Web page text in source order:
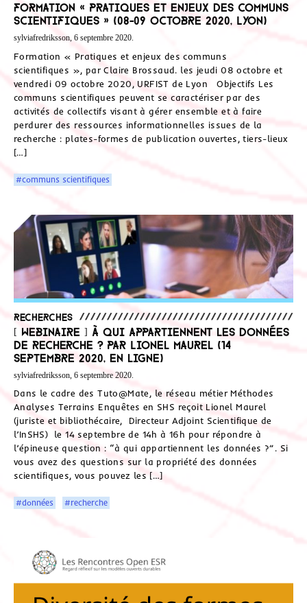
Formation « Pratiques et enjeux des communs
scientifiques » (08-09 octobre 2020, Lyon)
sylviafredriksson, 6 septembre 2020.
Formation « Pratiques et enjeux des communs
scientifiques », par Claire Brossaud. les jeudi 08 octobre et
vendredi 09 octobre 2020, URFIST de Lyon Objectifs Les
communs scientifiques peuvent se caractériser par des
activités de collectifs visant à gérer ensemble et à faire
perdurer des ressources informationnelles issues de la
recherche : plates-formes de publication ouvertes, tiers-lieux
[…]
#communs scientifiques
Recherches
[ Webinaire ] À qui appartiennent les données
de recherche ? Par Lionel Maurel (14
septembre 2020, en ligne)
sylviafredriksson, 6 septembre 2020.
Dans le cadre des Tuto@Mate, le réseau métier Méthodes
Analyses Terrains Enquêtes en SHS reçoit Lionel Maurel
(juriste et bibliothécaire, Directeur Adjoint Scientifique de
l’InSHS) le 14 septembre de 14h à 16h pour répondre à
l’épineuse question : “à qui appartiennent les données ?”. Si
vous avez des questions sur la propriété des données
scientifiques, vous pouvez les […]
#données #recherche